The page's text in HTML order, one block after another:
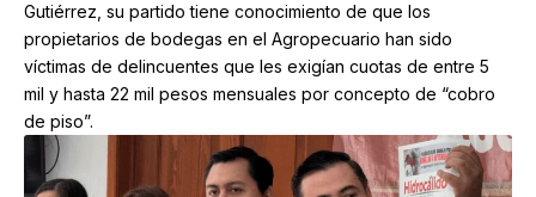
Gutiérrez, su partido tiene conocimiento de que los
propietarios de bodegas en el Agropecuario han sido
víctimas de delincuentes que les exigían cuotas de entre 5
mil y hasta 22 mil pesos mensuales por concepto de “cobro
de piso”.